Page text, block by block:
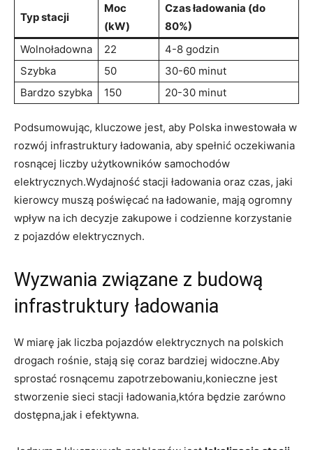
Typ stacji
Moc
‍(kW)
Czas ładowania (do
80%)
Wolnoładowna
22
4-8 godzin
Szybka
50
30-60 minut
Bardzo szybka
150 20-30 minut
Podsumowując, kluczowe ‍jest, aby ⁤Polska⁢ inwestowała w
rozwój infrastruktury ładowania, aby spełnić oczekiwania‌
rosnącej liczby ⁤użytkowników samochodów
elektrycznych.Wydajność stacji⁣ ładowania oraz czas, jaki
kierowcy ‌muszą poświęcać⁣ na ładowanie, mają ogromny
‍wpływ na ich decyzje zakupowe i ⁢codzienne korzystanie
z ‍pojazdów elektrycznych.
Wyzwania związane z budową
infrastruktury ładowania
W ‍miarę jak liczba‍ pojazdów elektrycznych ⁢na polskich
drogach rośnie, stają ​się⁣ coraz bardziej ‍widoczne.Aby
sprostać rosnącemu​ zapotrzebowaniu,konieczne jest‍
stworzenie⁢ sieci stacji ładowania,która będzie ‍zarówno
dostępna,jak ‍i efektywna.